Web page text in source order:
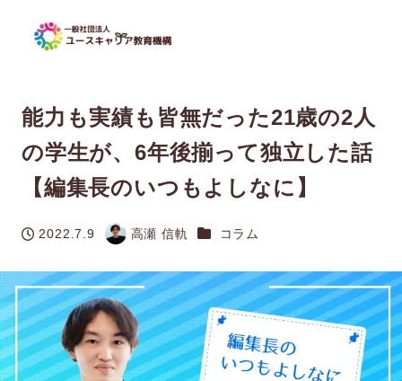
能力も実績も皆無だった21歳の2人
の学生が、6年後揃って独立した話
【編集長のいつもよしなに】
投稿日
2022.7.9
著
高瀬 信軌 カテゴリー
コラム